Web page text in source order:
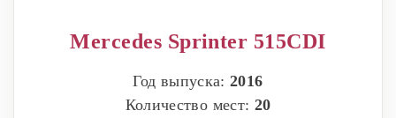
Mercedes Sprinter 515CDI
Год выпуска:2016
Количество мест: 20